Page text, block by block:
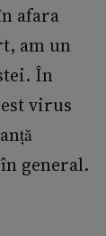
afara
am un
În
virus
general.